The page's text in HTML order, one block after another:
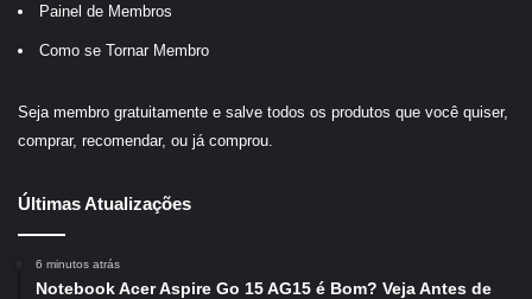
Painel de Membros
Como se Tornar Membro
Seja membro gratuitamente e salve todos os produtos que você quiser,
comprar, recomendar, ou já comprou.
Últimas Atualizações
6 minutos atrás
Notebook Acer Aspire Go 15 AG15 é Bom? Veja Antes de